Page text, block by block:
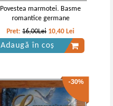
Povestea marmotei. Basme
romantice germane
Pret:16,00Lei 10,40 Lei
Adaugă în coș
-30%